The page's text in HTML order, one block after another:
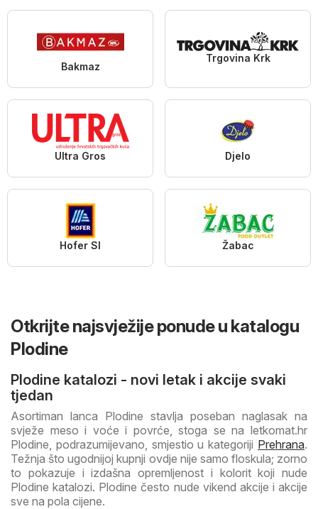
Bakmaz
Trgovina Krk
Ultra Gros Djelo
Hofer SI Žabac
Otkrijte najsvježije ponude u katalogu
Plodine
Plodine katalozi - novi letak i akcije svaki
tjedan
Asortiman lanca Plodine stavlja poseban naglasak na
svježe meso i voće i povrće, stoga se na letkomat.hr
Plodine, podrazumijevano, smjestio u kategoriji Prehrana.
Težnja što ugodnijoj kupnji ovdje nije samo floskula; zorno
to pokazuje i izdašna opremljenost i kolorit koji nude
Plodine katalozi. Plodine često nude vikend akcije i akcije
sve na pola cijene.